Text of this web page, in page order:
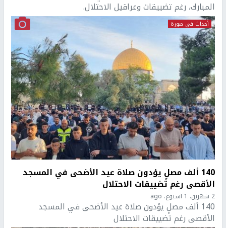
المبارك، رغم تضييقات وعراقيل الاحتلال.
أحداث في صورة
140 ألف مصلٍ يؤدون صلاة عيد الأضحى في المسجد
الأقصى رغم تضييقات الاحتلال
2 شهرين، 1 اسبوع. ago
140 ألف مصلٍ يؤدون صلاة عيد الأضحى في المسجد
الأقصى رغم تضييقات الاحتلال